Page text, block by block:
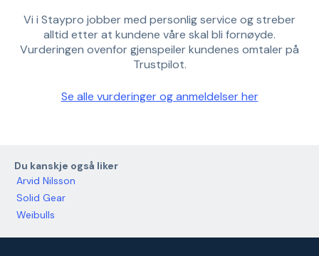
Vi i Staypro jobber med personlig service og streber
alltid etter at kundene våre skal bli fornøyde.
Vurderingen ovenfor gjenspeiler kundenes omtaler på
Trustpilot.
Se alle vurderinger og anmeldelser her
Du kanskje også liker
Arvid Nilsson
Solid Gear
Weibulls